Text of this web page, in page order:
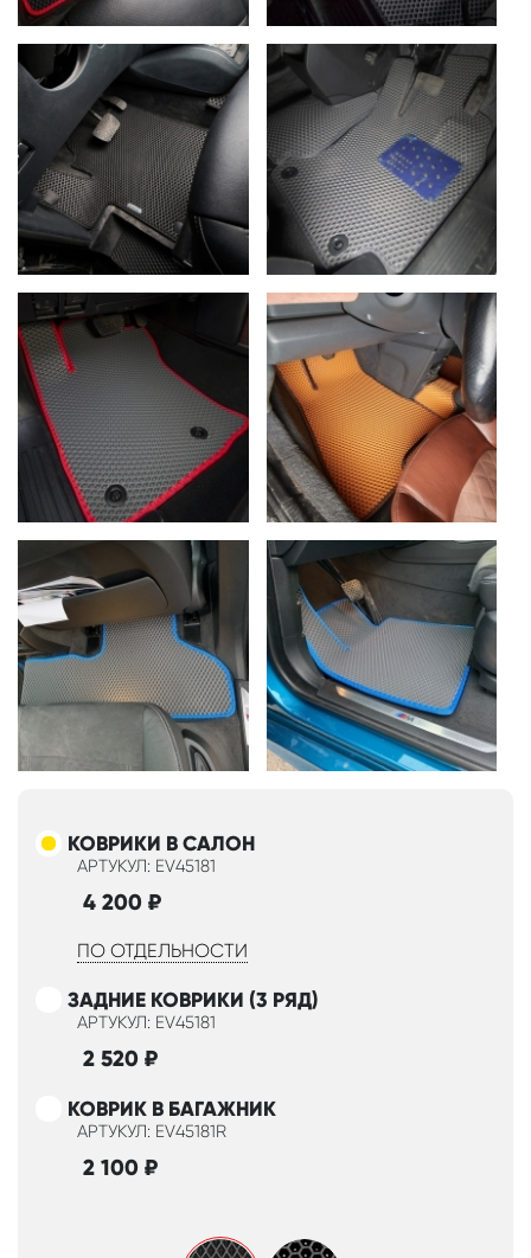
КОВРИКИ В САЛОН
АРТУКУЛ: EV45181
4 200 ₽
ПО ОТДЕЛЬНОСТИ
ЗАДНИЕ КОВРИКИ (3 РЯД)
АРТУКУЛ: EV45181
2 520 ₽
КОВРИК В БАГАЖНИК
АРТУКУЛ: EV45181R
2 100 ₽